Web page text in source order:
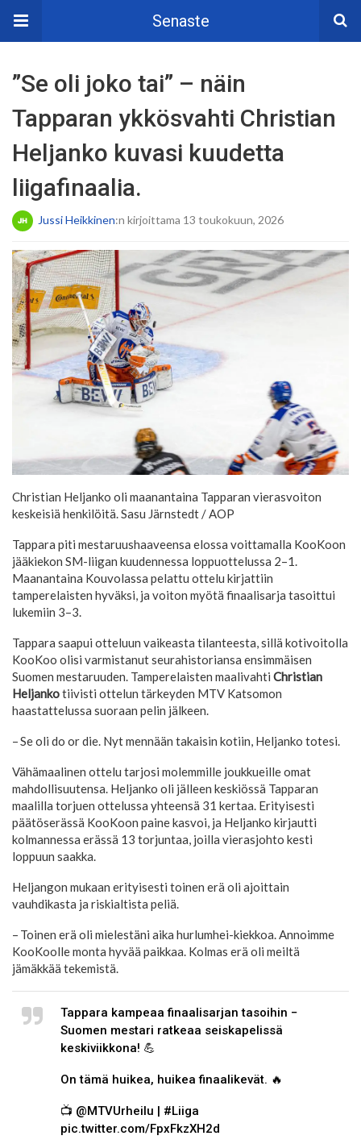
Senaste
”Se oli joko tai” – näin
Tapparan ykkösvahti Christian
Heljanko kuvasi kuudetta
liigafinaalia.
Jussi Heikkinen:n kirjoittama 13 toukokuun, 2026
Christian Heljanko oli maanantaina Tapparan vierasvoiton
keskeisiä henkilöitä.Sasu Järnstedt / AOP
Tappara piti mestaruushaaveensa elossa voittamalla KooKoon
jääkiekon SM-liigan kuudennessa loppuottelussa 2–1.
Maanantaina Kouvolassa pelattu ottelu kirjattiin
tamperelaisten hyväksi, ja voiton myötä finaalisarja tasoittui
lukemiin 3–3.
Tappara saapui otteluun vaikeasta tilanteesta, sillä kotivoitolla
KooKoo olisi varmistanut seurahistoriansa ensimmäisen
Suomen mestaruuden. Tamperelaisten maalivahti Christian
Heljankotiivisti ottelun tärkeyden MTV Katsomon
haastattelussa suoraan pelin jälkeen.
– Se oli do or die. Nyt mennään takaisin kotiin, Heljanko totesi.
Vähämaalinen ottelu tarjosi molemmille joukkueille omat
mahdollisuutensa. Heljanko oli jälleen keskiössä Tapparan
maalilla torjuen ottelussa yhteensä 31 kertaa. Erityisesti
päätöserässä KooKoon paine kasvoi, ja Heljanko kirjautti
kolmannessa erässä 13 torjuntaa, joilla vierasjohto kesti
loppuun saakka.
Heljangon mukaan erityisesti toinen erä oli ajoittain
vauhdikasta ja riskialtista peliä.
– Toinen erä oli mielestäni aika hurlumhei-kiekkoa. Annoimme
KooKoolle monta hyvää paikkaa. Kolmas erä oli meiltä
jämäkkää tekemistä.
Tappara kampeaa finaalisarjan tasoihin −
Suomen mestari ratkeaa seiskapelissä
keskiviikkona! 💪
On tämä huikea, huikea finaalikevät. 🔥
📺 @MTVUrheilu | #Liiga
pic.twitter.com/FpxFkzXH2d